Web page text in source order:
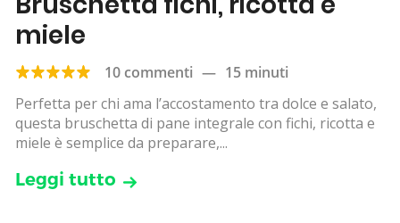
miele
10 commenti — 15 minuti
Perfetta per chi ama l’accostamento tra dolce e salato,
questa bruschetta di pane integrale con fichi, ricotta e
miele è semplice da preparare,...
Leggi tutto